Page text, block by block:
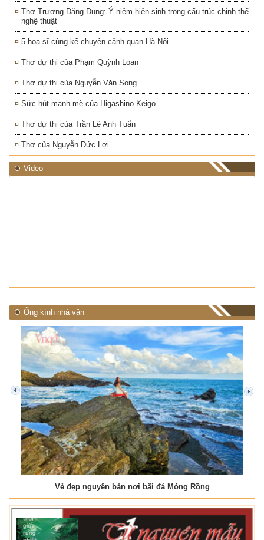
Thơ Trương Đăng Dung: Ý niệm hiện sinh trong cấu trúc chỉnh thể
nghệ thuật
5 hoạ sĩ cùng kể chuyện cảnh quan Hà Nội
Thơ dự thi của Phạm Quỳnh Loan
Thơ dự thi của Nguyễn Văn Song
Sức hút mạnh mẽ của Higashino Keigo
Thơ dự thi của Trần Lê Anh Tuấn
Thơ của Nguyễn Đức Lợi
Video
Ống kính nhà văn
Vẻ đẹp nguyên bản nơi bãi đá Móng Rồng
prev next